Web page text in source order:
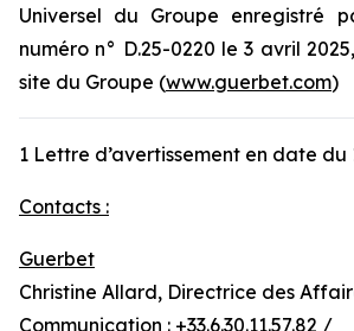
Universel du Groupe enregistré
numéro n° D.25-0220 le 3 avril
site du Groupe (www.guerbet.com)
1 Lettre d’avertissement en date du
Contacts :
Guerbet
Christine Allard, Directrice des
Communication : +33.6.30.11.57.82 /